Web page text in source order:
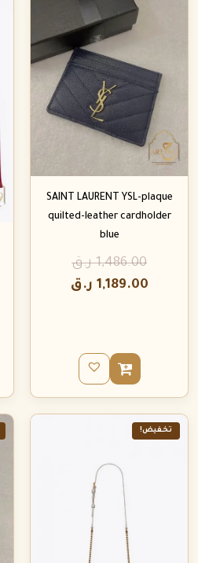
SAINT LAURENT YSL-plaque
quilted-leather cardholder
blue
1,486.00 ر.ق
1,189.00 ر.ق
تخفيض!